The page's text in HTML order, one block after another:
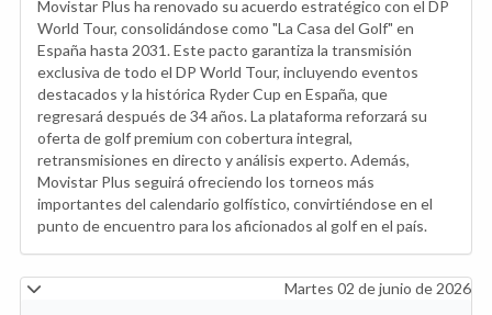
Movistar Plus ha renovado su acuerdo estratégico con el DP
World Tour, consolidándose como "La Casa del Golf" en
España hasta 2031. Este pacto garantiza la transmisión
exclusiva de todo el DP World Tour, incluyendo eventos
destacados y la histórica Ryder Cup en España, que
regresará después de 34 años. La plataforma reforzará su
oferta de golf premium con cobertura integral,
retransmisiones en directo y análisis experto. Además,
Movistar Plus seguirá ofreciendo los torneos más
importantes del calendario golfístico, convirtiéndose en el
punto de encuentro para los aficionados al golf en el país.
Martes 02 de junio de 2026